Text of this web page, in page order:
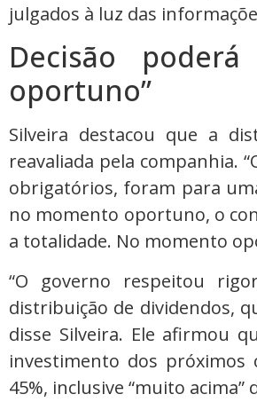
julgados à luz das
Decisão
oportuno”
Silveira destacou que a
reavaliada pela companhia.
obrigatórios, foram para
no momento oportuno, o
a totalidade. No momento
“O governo respeitou
distribuição de dividendos,
disse Silveira. Ele afirmou
investimento dos próximos
45%, inclusive “muito